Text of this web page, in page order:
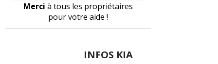
Merci à tous les propriétaires
pour votre aide !
INFOS KIA